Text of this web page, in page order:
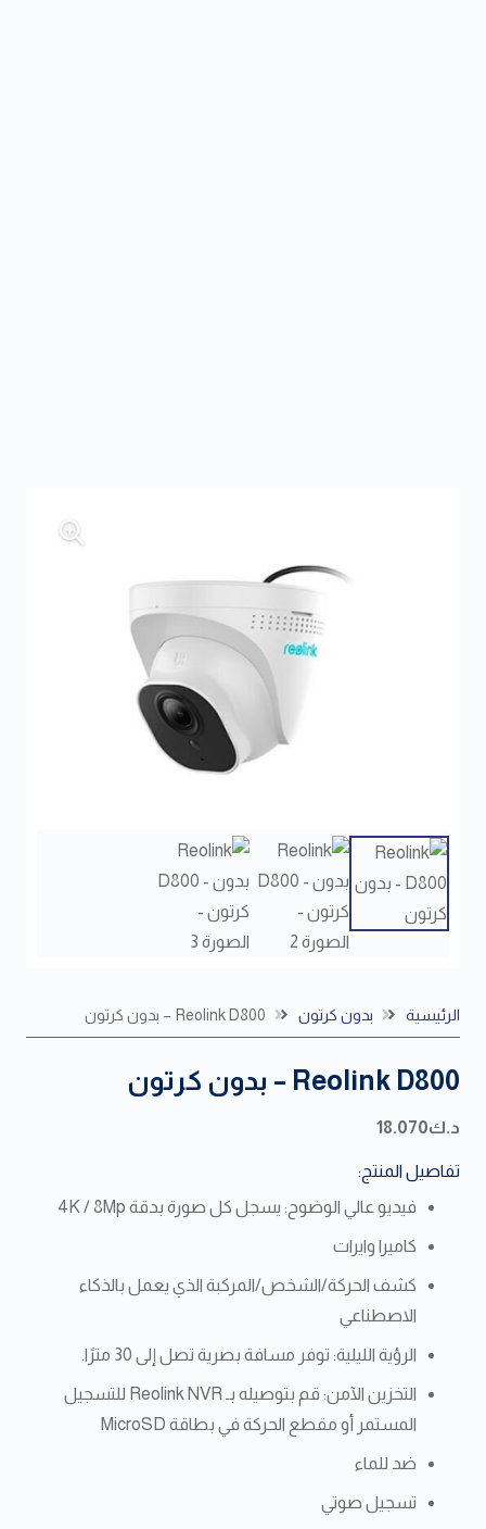
الرئيسية بدون كرتون Reolink D800 – بدون كرتون
Reolink D800 – بدون كرتون
د.ك18.070
تفاصيل المنتج:
فيديو عالي الوضوح: يسجل كل صورة بدقة 4K / 8Mp
كاميرا وايرات
كشف الحركة/الشخص/المركبة الذي يعمل بالذكاء
الاصطناعي
الرؤية الليلية: توفر مسافة بصرية تصل إلى 30 مترًا.
التخزين الآمن: قم بتوصيله بـ Reolink NVR للتسجيل
المستمر أو مقطع الحركة في بطاقة MicroSD
ضد للماء
تسجيل صوتي